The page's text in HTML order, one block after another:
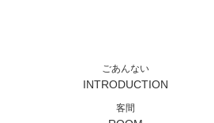
ごあんない
INTRODUCTION
客間